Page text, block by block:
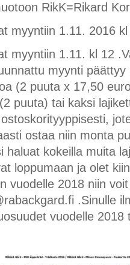
RikK=Rikard
myyntiin 1.11. 2016
myyntiin 1.11. kl 12
myynti
(2 puuta x 17,50
puuta) tai kaksi
ostaa niin monta
haluat kokeilla muita
loppumaan ja olet
vuodelle 2018 niin
.Sinulle
vuodelle